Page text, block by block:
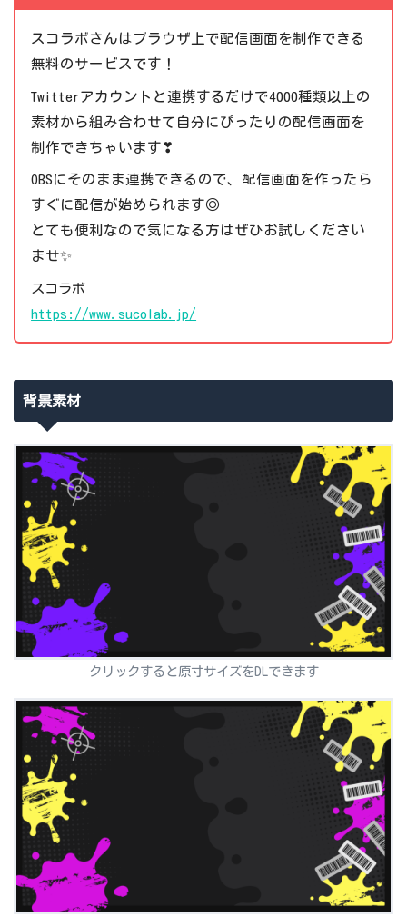
スコラボさんはブラウザ上で配信画面を制作できる
無料のサービスです！
Twitterアカウントと連携するだけで4000種類以上の
素材から組み合わせて自分にぴったりの配信画面を
制作できちゃいます❣
OBSにそのまま連携できるので、配信画面を作ったら
すぐに配信が始められます◎
とても便利なので気になる方はぜひお試しください
ませ✨
スコラボ
https://www.sucolab.jp/
背景素材
クリックすると原寸サイズをDLできます